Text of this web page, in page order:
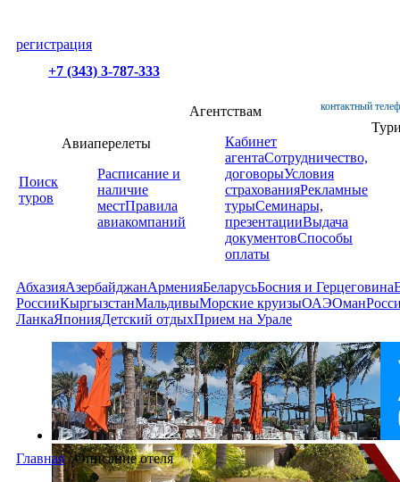
регистрация
+7 (343) 3-787-333
контактный
Поиск
туров
Авиаперелеты
Расписание и
наличие
местПравила
авиакомпаний
Агентствам
Кабинет
агентаСотрудничество,
договорыУсловия
страхованияРекламные
турыСеминары,
презентацииВыдача
документовСпособы
оплаты
АбхазияАзербайджанАрменияБеларусьБосния и Герцеговина
РоссииКыргызстанМальдивыМорские круизыОАЭОман
ЛанкаЯпонияДетский отдыхПрием на Урале
Главная /Описание отеля